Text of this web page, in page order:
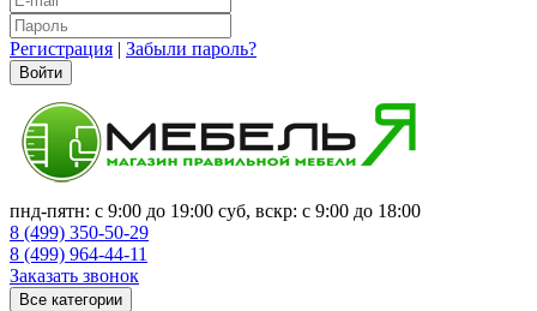
Регистрация | Забыли пароль?
Войти
пнд-пятн: с 9:00 до 19:00 суб, вскр: с 9:00 до 18:00
8 (499) 350-50-29
8 (499) 964-44-11
Заказать звонок
Все категории